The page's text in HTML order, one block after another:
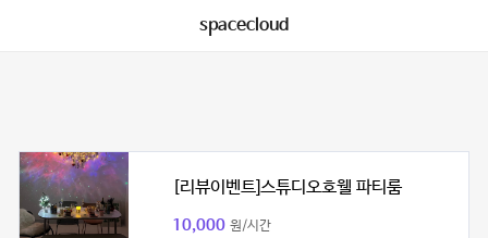
spacecloud
[리뷰이벤트]스튜디오호웰 파티룸
10,000 원/시간